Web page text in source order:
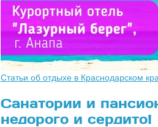
Статьи об отдыхе в Краснодарском
Санатории и
недорого и сердито!